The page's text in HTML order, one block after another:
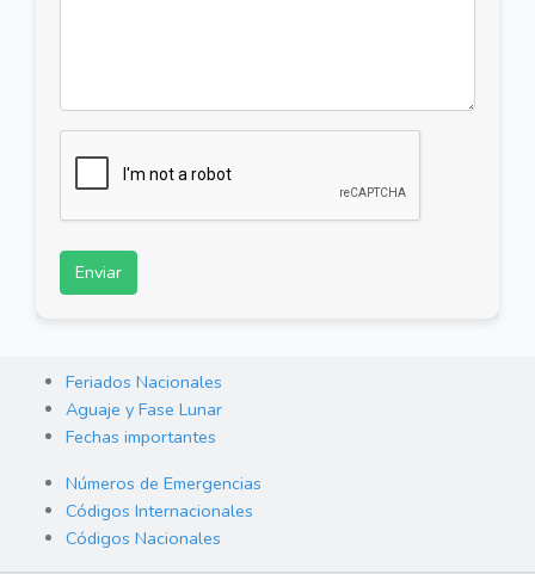
Enviar
Feriados Nacionales
Aguaje y Fase Lunar
Fechas importantes
Números de Emergencias
Códigos Internacionales
Códigos Nacionales